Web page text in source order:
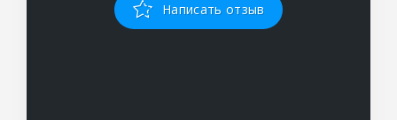
Написать отзыв